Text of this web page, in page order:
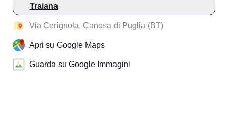
Traiana
Via Cerignola, Canosa di Puglia (BT)
Apri su Google Maps
Guarda su Google Immagini